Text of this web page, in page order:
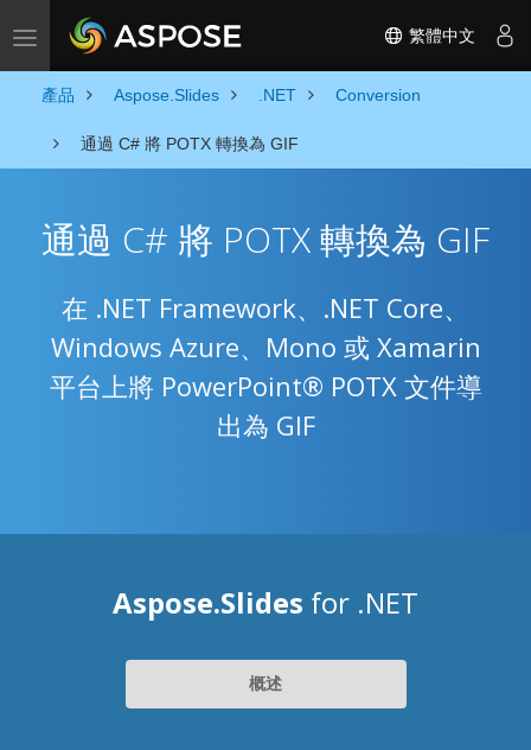
Toggle navigation 繁體中文
產品 Aspose.Slides .NET Conversion
通過 C# 將 POTX 轉換為 GIF
通過 C# 將 POTX 轉換為 GIF
在 .NET Framework、.NET Core、
Windows Azure、Mono 或 Xamarin
平台上將 PowerPoint® POTX 文件導
出為 GIF
Aspose.Slides for .NET
概述